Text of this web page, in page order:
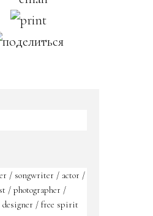
/ songwriter / actor /
/ photographer /
designer / free spirit